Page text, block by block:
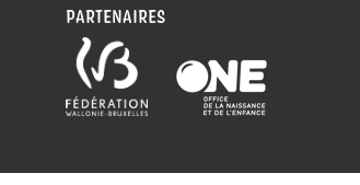
PARTENAIRES